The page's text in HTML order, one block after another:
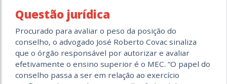
Questão jurídica
Procurado para avaliar o peso da posição do
conselho, o advogado José Roberto Covac sinaliza
que o órgão responsável por autorizar e avaliar
efetivamente o ensino superior é o MEC. “O papel do
conselho passa a ser em relação ao exercício